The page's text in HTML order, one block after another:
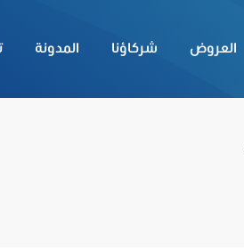
العروض شركاؤنا المدونة